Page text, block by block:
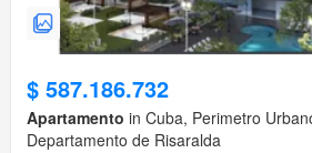
$ 587.186.732
Apartamento in Cuba, Perimetro
Departamento de Risaralda